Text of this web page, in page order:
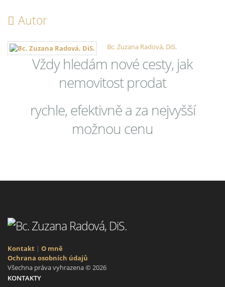
Autor
Bc. Zuzana Radová, DiS.
Vždy hledám nové cesty, jak
nemovitost prodat
rychle, efektivně a za nejvyšší
možnou cenu
Kontakt | O mně
Ochrana osobních údajů
Všechna práva vyhrazena © 2026
KONTAKTY